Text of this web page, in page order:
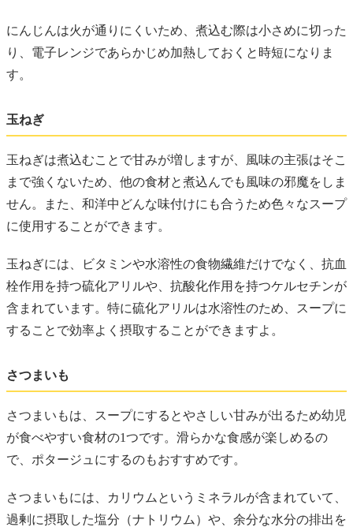
にんじんは火が通りにくいため、煮込む際は小さめに切った
り、電子レンジであらかじめ加熱しておくと時短になりま
す。
玉ねぎ
玉ねぎは煮込むことで甘みが増しますが、風味の主張はそこ
まで強くないため、他の食材と煮込んでも風味の邪魔をしま
せん。また、和洋中どんな味付けにも合うため色々なスープ
に使用することができます。
玉ねぎには、ビタミンや水溶性の食物繊維だけでなく、抗血
栓作用を持つ硫化アリルや、抗酸化作用を持つケルセチンが
含まれています。特に硫化アリルは水溶性のため、スープに
することで効率よく摂取することができますよ。
さつまいも
さつまいもは、スープにするとやさしい甘みが出るため幼児
が食べやすい食材の1つです。滑らかな食感が楽しめるの
で、ポタージュにするのもおすすめです。
さつまいもには、カリウムというミネラルが含まれていて、
過剰に摂取した塩分（ナトリウム）や、余分な水分の排出を